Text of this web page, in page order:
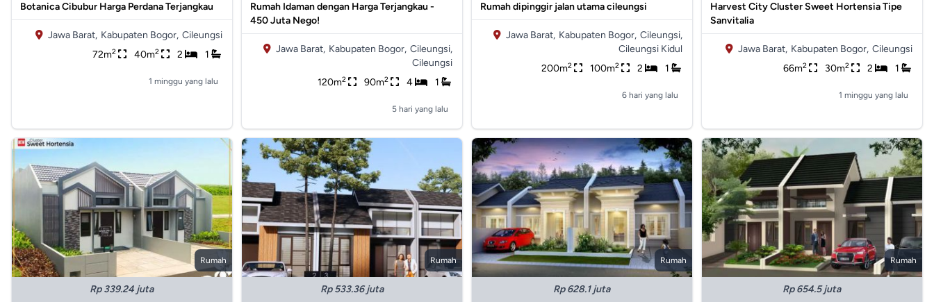
Botanica Cibubur Harga Perdana Terjangkau
Jawa Barat, Kabupaten Bogor, Cileungsi
72m2 40m2 2 1
1 minggu yang lalu
Rumah Idaman dengan Harga Terjangkau -
450 Juta Nego!
Jawa Barat, Kabupaten Bogor, Cileungsi,
Cileungsi
120m2 90m2 4 1
5 hari yang lalu
Rumah dipinggir jalan utama cileungsi
Jawa Barat, Kabupaten Bogor, Cileungsi,
Cileungsi Kidul
200m2 100m2 2 1
6 hari yang lalu
Harvest City Cluster Sweet Hortensia Tipe
Sanvitalia
Jawa Barat, Kabupaten Bogor, Cileungsi
66m2 30m2 2 1
1 minggu yang lalu
Rumah
Rp 339.24 juta
Rumah
Rp 533.36 juta
Rumah
Rp 628.1 juta
Rumah
Rp 654.5 juta